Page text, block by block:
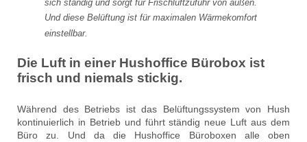
sich ständig und sorgt für Frischluftzufuhr von außen.
Und diese Belüftung ist für maximalen Wärmekomfort
einstellbar.
Die Luft in einer Hushoffice Bürobox ist
frisch und niemals stickig.
Während des Betriebs ist das Belüftungssystem von Hush
kontinuierlich in Betrieb und führt ständig neue Luft aus dem
Büro zu. Und da die Hushoffice Büroboxen alle oben